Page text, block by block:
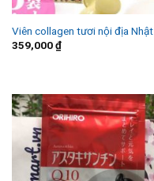
Viên collagen tươi nội địa Nhật
359,000₫